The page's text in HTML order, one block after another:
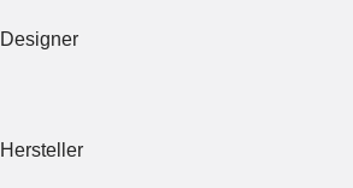
Designer
Hersteller